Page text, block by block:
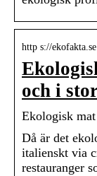
http s://
och i
Ekologisk
Då är det
italienskt via
restauranger